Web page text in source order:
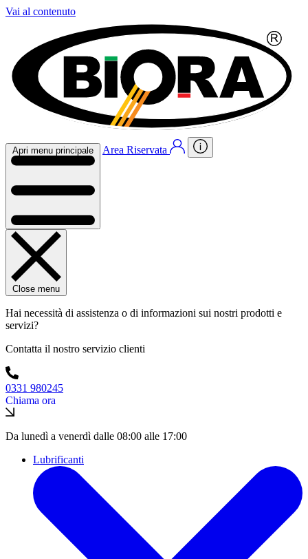
Vai al contenuto
Apri menu principale Area Riservata
Close menu
Hai necessità di assistenza o di informazioni sui nostri prodotti e
servizi?
Contatta il nostro servizio clienti
0331 980245
Chiama ora
Da lunedì a venerdì dalle 08:00 alle 17:00
Lubrificanti